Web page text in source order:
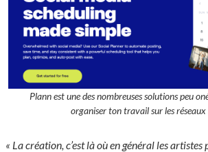
Plann est une des nombreuses solutions peu
organiser ton travail sur les
« La création, c’est là où en général les